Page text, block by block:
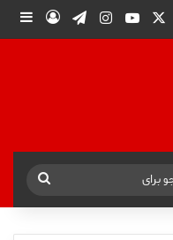
بوکیوتیوباینستاگرام
تلگرامورود
جستجو
برای